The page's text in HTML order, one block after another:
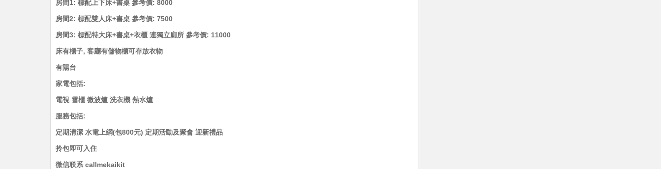
房間1: 標配上下床+書桌 參考價: 8000
房間2: 標配雙人床+書桌 參考價: 7500
房間3: 標配特大床+書桌+衣櫃 連獨立廁所 參考價: 11000
床有櫃子, 客廳有儲物櫃可存放衣物
有陽台
家電包括:
電視 雪櫃 微波爐 洗衣機 熱水爐
服務包括:
定期清潔 水電上網(包800元) 定期活動及聚會 迎新禮品
拎包即可入住
微信联系 callmekaikit